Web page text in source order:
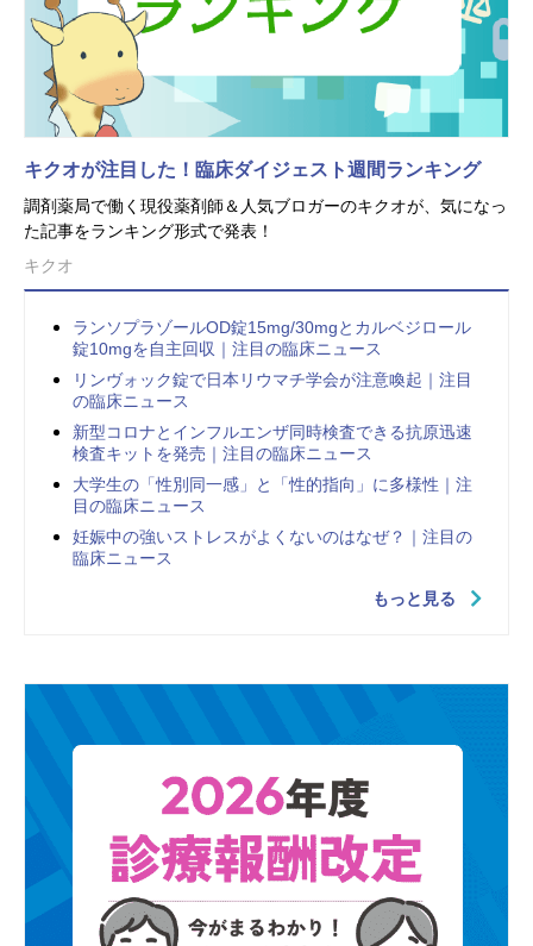
キクオが注目した！臨床ダイジェスト週間ランキング
調剤薬局で働く現役薬剤師＆人気ブロガーのキクオが、気になっ
た記事をランキング形式で発表！
キクオ
ランソプラゾールOD錠15mg/30mgとカルベジロール
錠10mgを自主回収｜注目の臨床ニュース
リンヴォック錠で日本リウマチ学会が注意喚起｜注目
の臨床ニュース
新型コロナとインフルエンザ同時検査できる抗原迅速
検査キットを発売｜注目の臨床ニュース
大学生の「性別同一感」と「性的指向」に多様性｜注
目の臨床ニュース
妊娠中の強いストレスがよくないのはなぜ？｜注目の
臨床ニュース
もっと見る